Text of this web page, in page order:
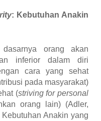
: Kebutuhan Anakin
orang akan
inferior dalam diri
cara yang sehat
pada masyarakat)
(striving for personal
orang lain) (Adler,
Kebutuhan Anakin yang